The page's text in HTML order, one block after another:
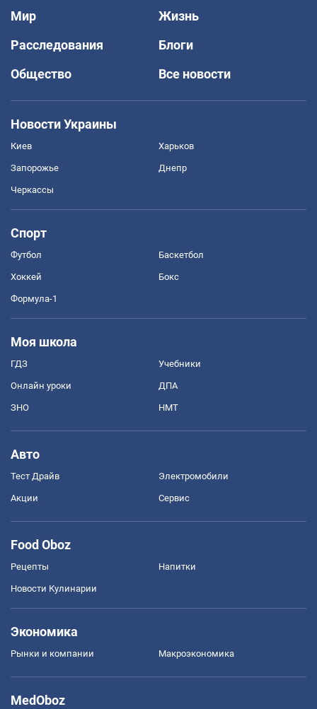
Мир
Жизнь
Расследования
Блоги
Общество
Все новости
Новости Украины
Киев Харьков
Запорожье Днепр
Черкассы
Спорт
Футбол Баскетбол
Хоккей Бокс
Формула-1
Моя школа
ГДЗ Учебники
Онлайн уроки ДПА
ЗНО НМТ
Авто
Тест Драйв Электромобили
Акции Сервис
Food Oboz
Рецепты Напитки
Новости Кулинарии
Экономика
Рынки и компании Mакроэкономика
MedOboz